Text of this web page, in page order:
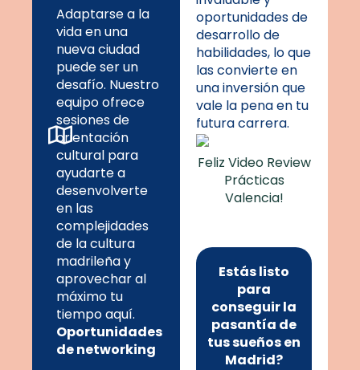
Adaptarse a la
vida en una
nueva ciudad
puede ser un
desafío. Nuestro
equipo ofrece
sesiones de
orientación
cultural para
ayudarte a
desenvolverte
en las
complejidades
de la cultura
madrileña y
aprovechar al
máximo tu
tiempo aquí.
Oportunidades
de networking
oportunidades de
desarrollo de
habilidades, lo que
las convierte en
una inversión que
vale la pena en tu
futura carrera.
Feliz Video Review
Prácticas
Valencia!
Estás listo
para
conseguir la
pasantía de
tus sueños en
Madrid?